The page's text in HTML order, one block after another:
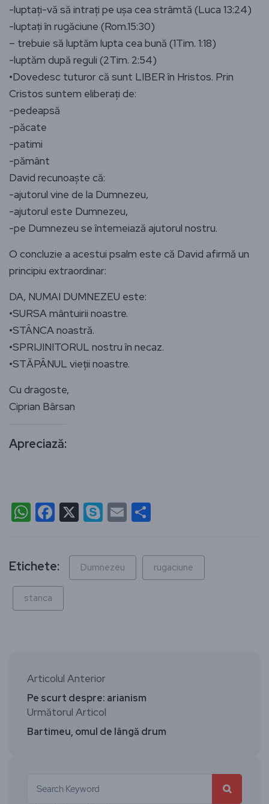
-luptați-vă să intrați pe ușa cea strâmtă (Luca 13:24)
-luptați în rugăciune (Rom.15:30)
– trebuie să luptăm lupta cea bună (1Tim. 1:18)
-luptăm după reguli (2Tim. 2:54)
•Dovedesc tuturor că sunt LIBER în Hristos. Prin
Cristos suntem eliberați de:
-pedeapsă
-păcate
-patimi
-pământ
David recunoaște că:
-ajutorul vine de la Dumnezeu,
-ajutorul este Dumnezeu,
-pe Dumnezeu se întemeiază ajutorul nostru.
O concluzie a acestui psalm este că David afirmă un
principiu extraordinar:
DA, NUMAI DUMNEZEU este:
•SURSA mântuirii noastre.
•STÂNCA noastră.
•SPRIJINITORUL nostru în necaz.
•STĂPÂNUL vieții noastre.
Cu dragoste,
Ciprian Bârsan
Apreciază:
WhatsApp
Facebook
X Skype
Email
Etichete: Dumnezeu rugaciune
stanca
Articolul Anterior
Pe scurt despre: arianism
Următorul Articol
Bartimeu, omul de lângă drum